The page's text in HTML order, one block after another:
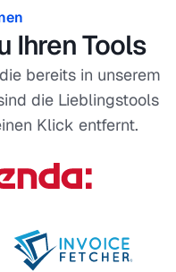
Ihren Tools
bereits in unserem
die Lieblingstools
Klick entfernt.